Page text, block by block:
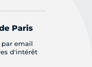
Paris
par email
d'intérêt